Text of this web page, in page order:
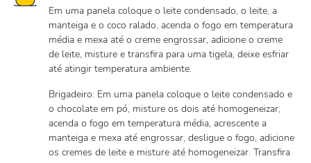
Em uma panela coloque o leite condensado, o leite, a
manteiga e o coco ralado, acenda o fogo em temperatura
média e mexa até o creme engrossar, adicione o creme
de leite, misture e transfira para uma tigela, deixe esfriar
até atingir temperatura ambiente.
Brigadeiro: Em uma panela coloque o leite condensado e
o chocolate em pó, misture os dois até homogeneizar,
acenda o fogo em temperatura média, acrescente a
manteiga e mexa até engrossar, desligue o fogo, adicione
os cremes de leite e misture até homogeneizar. Transfira